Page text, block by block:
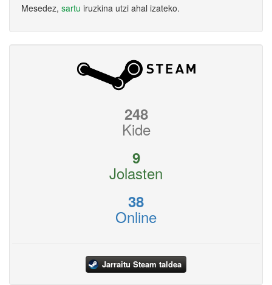
Mesedez, sartu iruzkina utzi ahal izateko.
248
Kide
9
Jolasten
38
Online
Jarraitu Steam taldea